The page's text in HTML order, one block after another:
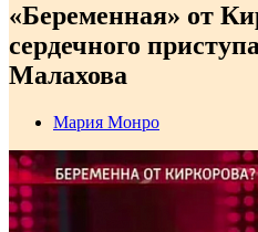
«Беременная» от
сердечного
Малахова
Мария Монро